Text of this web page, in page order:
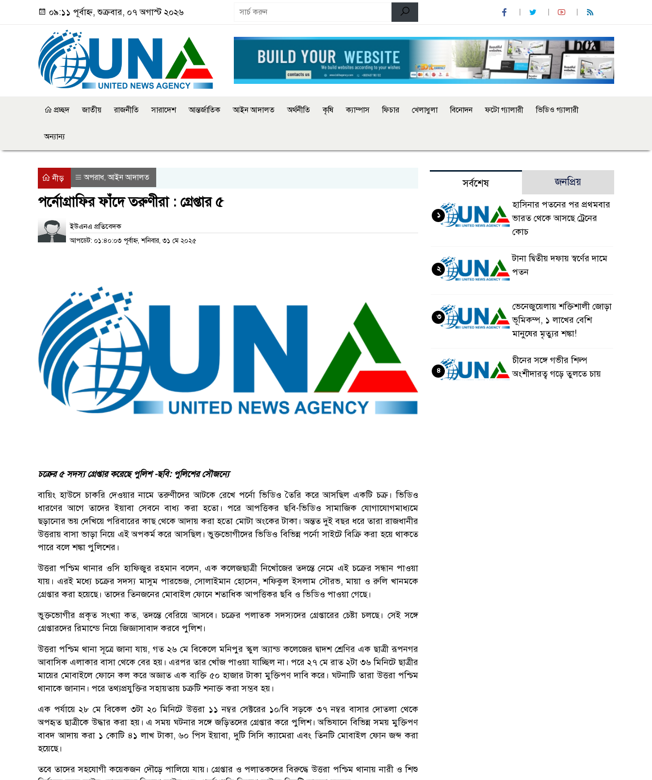
০৯:১১ পূর্বাহ্ন, শুক্রবার, ০৭ অগাস্ট ২০২৬
প্রচ্ছদ জাতীয় রাজনীতি সারাদেশ আন্তর্জাতিক আইন আদালত অর্থনীতি কৃষি ক্যাম্পাস ফিচার খেলাধুলা বিনোদন ফটো গ্যালারী ভিডিও গ্যালারী
অন্যান্য
নীড় অপরাধ,আইন আদালত
পর্নোগ্রাফির ফাঁদে তরুণীরা : গ্রেপ্তার ৫
ইউএনএ প্রতিবেদক
আপডেট: ০১:৪০:০৩ পূর্বাহ্ন, শনিবার, ৩১ মে ২০২৫
চক্রের ৫ সদস্য গ্রেপ্তার করেছে পুলিশ -ছবি: পুলিশের সৌজন্যে
বায়িং হাউসে চাকরি দেওয়ার নামে তরুণীদের আটকে রেখে পর্নো ভিডিও তৈরি করে আসছিল একটি চক্র। ভিডিও
ধারণের আগে তাদের ইয়াবা সেবনে বাধ্য করা হতো। পরে আপত্তিকর ছবি-ভিডিও সামাজিক যোগাযোগমাধ্যমে
ছড়ানোর ভয় দেখিয়ে পরিবারের কাছ থেকে আদায় করা হতো মোটা অংকের টাকা। অন্তত দুই বছর ধরে তারা রাজধানীর
উত্তরায় বাসা ভাড়া নিয়ে এই অপকর্ম করে আসছিল। ভুক্তভোগীদের ভিডিও বিভিন্ন পর্নো সাইটে বিক্রি করা হয়ে থাকতে
পারে বলে শঙ্কা পুলিশের।
উত্তরা পশ্চিম থানার ওসি হাফিজুর রহমান বলেন, এক কলেজছাত্রী নিখোঁজের তদন্তে নেমে এই চক্রের সন্ধান পাওয়া
যায়। এরই মধ্যে চক্রের সদস্য মাসুম পারভেজ, সোলাইমান হোসেন, শফিকুল ইসলাম সৌরভ, মায়া ও রুলি খানমকে
গ্রেপ্তার করা হয়েছে। তাদের তিনজনের মোবাইল ফোনে শতাধিক আপত্তিকর ছবি ও ভিডিও পাওয়া গেছে।
ভুক্তভোগীর প্রকৃত সংখ্যা কত, তদন্তে বেরিয়ে আসবে। চক্রের পলাতক সদস্যদের গ্রেপ্তারের চেষ্টা চলছে। সেই সঙ্গে
গ্রেপ্তারদের রিমান্ডে নিয়ে জিজ্ঞাসাবাদ করবে পুলিশ।
উত্তরা পশ্চিম থানা সূত্রে জানা যায়, গত ২৬ মে বিকেলে মনিপুর স্কুল অ্যান্ড কলেজের দ্বাদশ শ্রেণির এক ছাত্রী রূপনগর
আবাসিক এলাকার বাসা থেকে বের হয়। এরপর তার খোঁজ পাওয়া যাচ্ছিল না। পরে ২৭ মে রাত ২টা ৩৬ মিনিটে ছাত্রীর
মায়ের মোবাইলে ফোনে কল করে অজ্ঞাত এক ব্যক্তি ৫০ হাজার টাকা মুক্তিপণ দাবি করে। ঘটনাটি তারা উত্তরা পশ্চিম
থানাকে জানান। পরে তথ্যপ্রযুক্তির সহায়তায় চক্রটি শনাক্ত করা সম্ভব হয়।
এক পর্যায়ে ২৮ মে বিকেল ৩টা ২০ মিনিটে উত্তরা ১১ নম্বর সেক্টরের ১০/বি সড়কে ৩৭ নম্বর বাসার দোতলা থেকে
অপহৃত ছাত্রীকে উদ্ধার করা হয়। এ সময় ঘটনার সঙ্গে জড়িতদের গ্রেপ্তার করে পুলিশ। অভিযানে বিভিন্ন সময় মুক্তিপণ
বাবদ আদায় করা ১ কোটি ৪১ লাখ টাকা, ৬০ পিস ইয়াবা, দুটি সিসি ক্যামেরা এবং তিনটি মোবাইল ফোন জব্দ করা
হয়েছে।
তবে তাদের সহযোগী কয়েকজন দৌড়ে পালিয়ে যায়। গ্রেপ্তার ও পলাতকদের বিরুদ্ধে উত্তরা পশ্চিম থানায় নারী ও শিশু
সর্বশেষ জনপ্রিয়
হাসিনার পতনের পর প্রথমবার
ভারত থেকে আসছে ট্রেনের
কোচ
১
টানা দ্বিতীয় দফায় স্বর্ণের দামে
পতন
২
ভেনেজুয়েলায় শক্তিশালী জোড়া
ভূমিকম্প, ১ লাখের বেশি
মানুষের মৃত্যুর শঙ্কা!
৩
চীনের সঙ্গে গভীর শিল্প
অংশীদারত্ব গড়ে তুলতে চায়
৪